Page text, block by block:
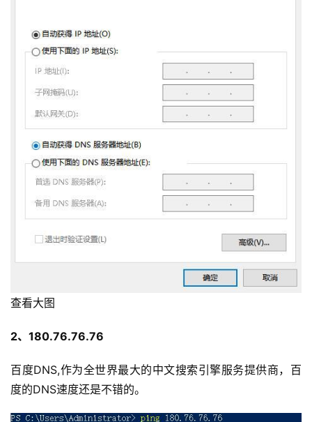
查看大图
2、180.76.76.76
百度DNS,作为全世界最大的中文搜索引擎服务提供商，百
度的DNS速度还是不错的。